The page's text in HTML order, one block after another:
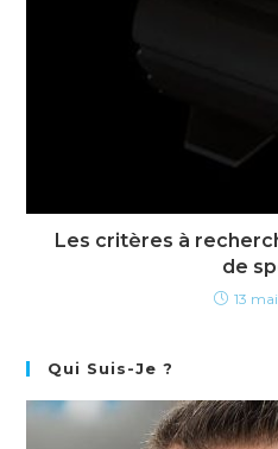
Les critères à
de
13
Qui Suis-Je ?